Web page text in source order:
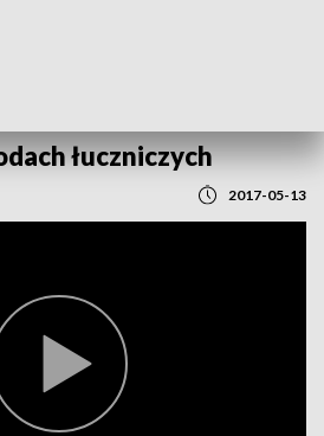
łuczniczych
2017-05-13